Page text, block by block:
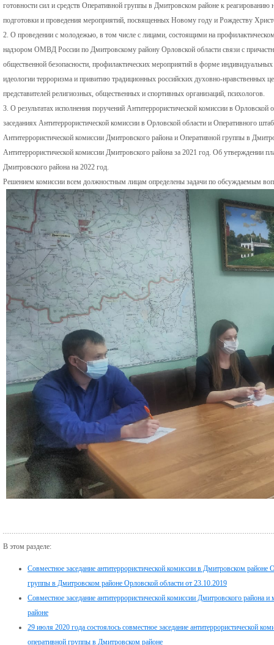
готовности сил и средств Оперативной группы в Дмитровском районе к реагированию
подготовки и проведения мероприятий, посвященных Новому году и Рождеству
2. О проведении с молодежью, в том числе с лицами, состоящими на
надзором ОМВД России по Дмитровскому району Орловской области связи с
общественной безопасности, профилактических мероприятий в форме
идеологии терроризма и привитию традиционных российских духовно-нравственных
представителей религиозных, общественных и спортивных организаций, психологов.
3. О результатах исполнения поручений Антитеррористической комиссии в
заседаниях Антитеррористической комиссии в Орловской области и Оперативного
Антитеррористической комиссии Дмитровского района и Оперативной группы в
Антитеррористической комиссии Дмитровского района за 2021 год. Об утверждении
Дмитровского района на 2022 год.
Решением комиссии всем должностным лицам определены задачи по обсуждаемым
В этом разделе:
Совместное заседание антитеррористической комиссии в Дмитровском
группы в Дмитровском районе Орловской области от 23.10.2019
Cовместное заседание антитеррористической комиссии Дмитровского
районе
29 июля 2020 года состоялось совместное заседание антитеррористической
оперативной группы в Дмитровском районе